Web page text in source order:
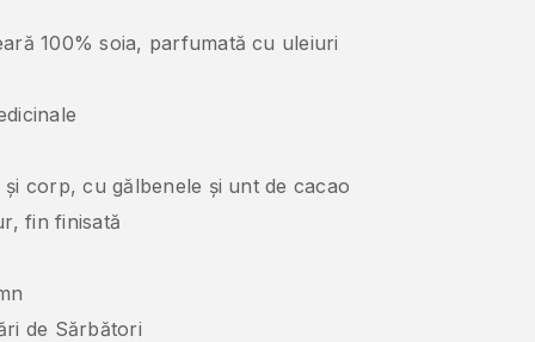
100% soia, parfumată cu uleiuri
corp, cu gălbenele și unt de cacao
fin finisată
de Sărbători